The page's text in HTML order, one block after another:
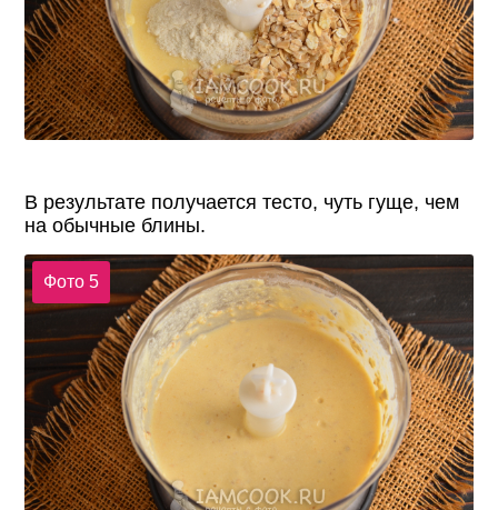
В результате получается тесто, чуть гуще, чем
на обычные блины.
Фото 5